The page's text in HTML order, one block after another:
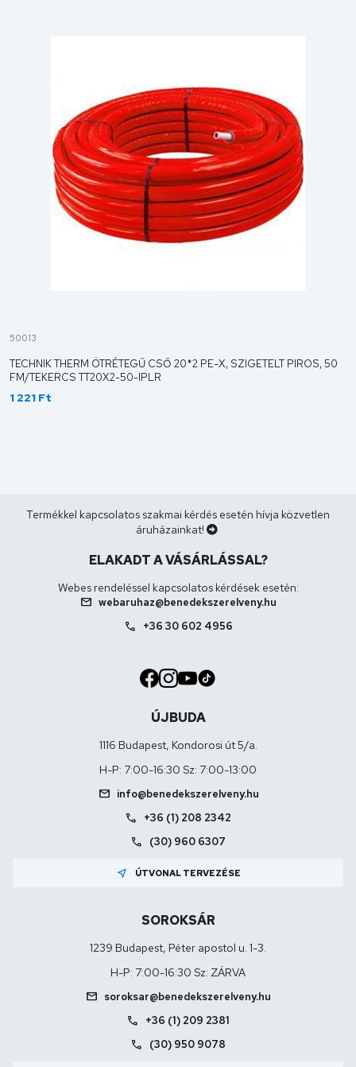
50013
TECHNIK THERM ÖTRÉTEGŰ CSŐ 20*2 PE-X, SZIGETELT PIROS, 50
FM/TEKERCS TT20X2-50-IPLR
1 221 Ft
Termékkel kapcsolatos szakmai kérdés esetén hívja közvetlen
áruházainkat!
ELAKADT A VÁSÁRLÁSSAL?
Webes rendeléssel kapcsolatos kérdések esetén:
mail webaruhaz@benedekszerelveny.hu
call +36 30 602 4956
ÚJBUDA
1116 Budapest, Kondorosi út 5/a.
H-P: 7:00-16:30 Sz: 7:00-13:00
mail info@benedekszerelveny.hu
call +36 (1) 208 2342
call (30) 960 6307
near_me ÚTVONAL TERVEZÉSE
SOROKSÁR
1239 Budapest, Péter apostol u. 1-3.
H-P: 7:00-16:30 Sz: ZÁRVA
mail soroksar@benedekszerelveny.hu
call +36 (1) 209 2381
call (30) 950 9078